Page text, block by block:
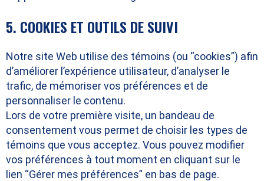
5. COOKIES ET OUTILS DE SUIVI
Notre site Web utilise des témoins (ou “cookies”) afin
d’améliorer l’expérience utilisateur, d’analyser le
trafic, de mémoriser vos préférences et de
personnaliser le contenu.
Lors de votre première visite, un bandeau de
consentement vous permet de choisir les types de
témoins que vous acceptez. Vous pouvez modifier
vos préférences à tout moment en cliquant sur le
lien “Gérer mes préférences” en bas de page.